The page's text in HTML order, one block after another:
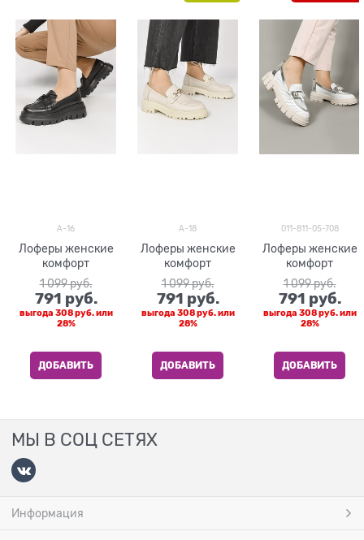
A-16
Лоферы женские
комфорт
1 099 руб.
791 руб.
выгода 308 руб.или
28%
ДОБАВИТЬ
A-18
Лоферы женские
комфорт
1 099 руб.
791 руб.
выгода 308 руб.или
28%
ДОБАВИТЬ
011-811-05-708
Лоферы женские
комфорт
1 099 руб.
791 руб.
выгода 308 руб.или
28%
ДОБАВИТЬ
МЫ В СОЦ СЕТЯХ
Информация